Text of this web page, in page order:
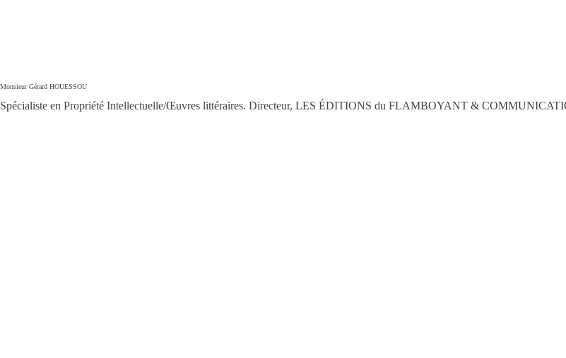
Monsieur Gérard HOUESSOU
Spécialiste en Propriété Intellectuelle/Œuvres littéraires. Directeur, LES ÉDITIONS du FLAMBOYANT &